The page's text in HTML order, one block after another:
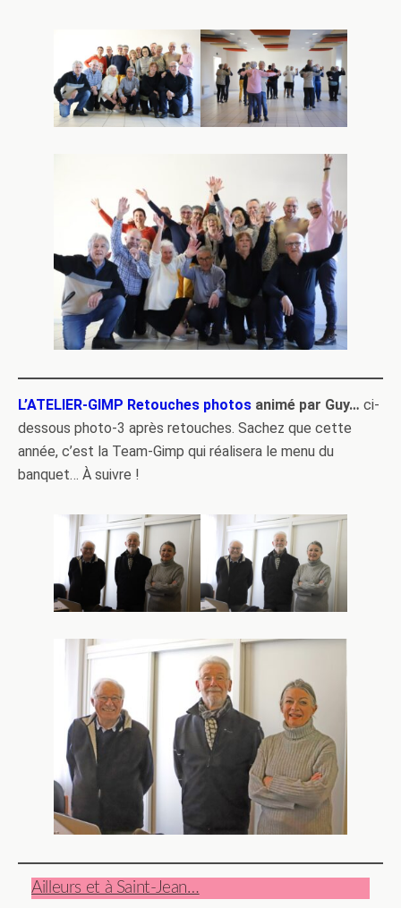
L’ATELIER-GIMP Retouches photos animé par Guy… ci-
dessous photo-3 après retouches. Sachez que cette
année, c’est la Team-Gimp qui réalisera le menu du
banquet… À suivre !
Ailleurs et à Saint-Jean…